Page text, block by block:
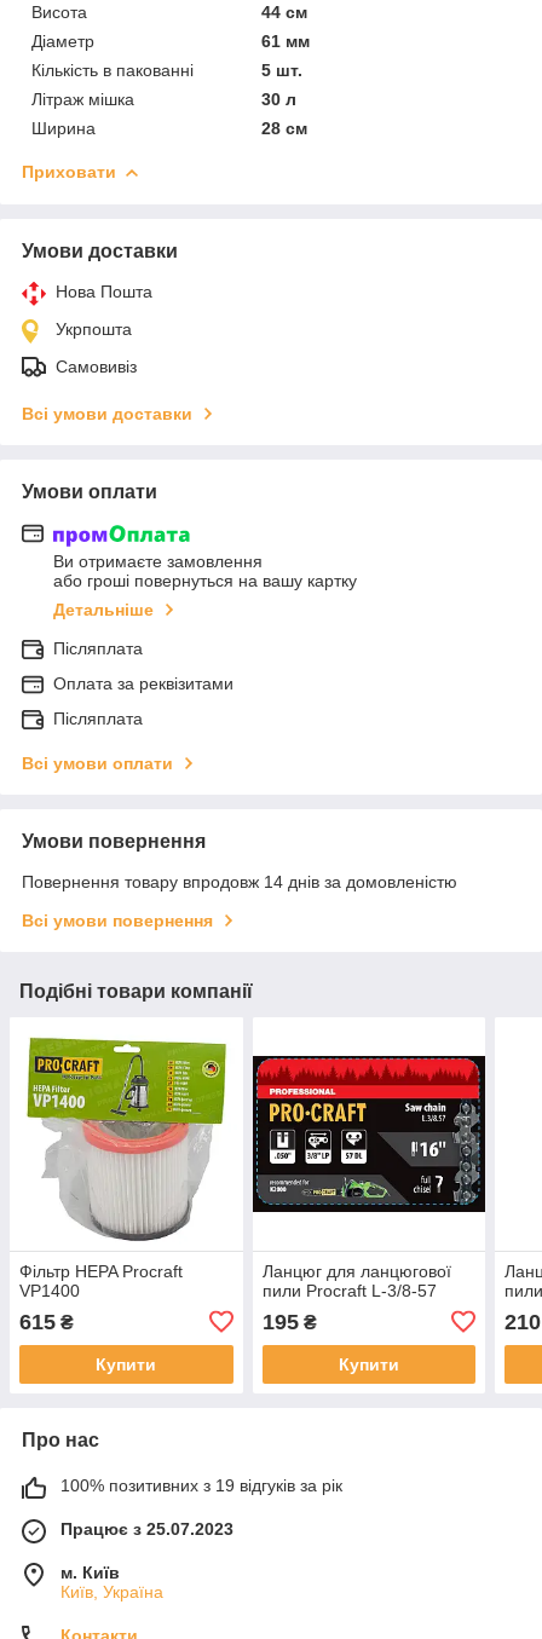
Висота
44 см
Діаметр
61 мм
Кількість в пакованні
5 шт.
Літраж мішка
30 л
Ширина
28 см
Приховати
Умови доставки
Нова Пошта
Укрпошта
Самовивіз
Всі умови доставки
Умови оплати
Ви отримаєте замовлення
або гроші повернуться на вашу картку
Детальніше
Післяплата
Оплата за реквізитами
Післяплата
Всі умови оплати
Умови повернення
Повернення товару впродовж 14 днів за домовленістю
Всі умови повернення
Подібні товари компанії
Фільтр HEPA Procraft
VP1400
615 ₴
Купити
Ланцюг для ланцюгової
пили Procraft L-3/8-57
195₴
Купити
210
Про нас
100% позитивних з 19 відгуків за рік
Працює з 25.07.2023
м. Київ
Київ, Україна